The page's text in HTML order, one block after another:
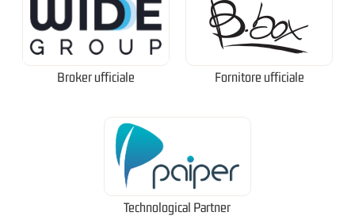
Broker ufficiale Fornitore ufficiale
Technological Partner